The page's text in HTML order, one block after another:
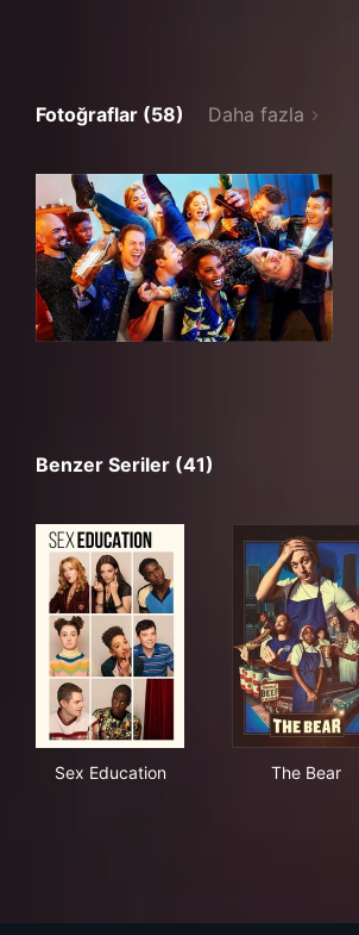
Fotoğraflar (58) Daha fazla
Benzer Seriler (41)
Sex Education The Bear